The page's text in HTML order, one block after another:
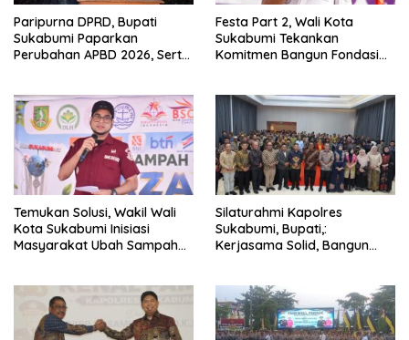
Paripurna DPRD, Bupati
Sukabumi Paparkan
Perubahan APBD 2026, Serta
Festa Part 2, Wali Kota
Sukabumi Tekankan
Komitmen Bangun Fondasi
Temukan Solusi, Wakil Wali
Kota Sukabumi Inisiasi
Masyarakat Ubah Sampah
Silaturahmi Kapolres
Sukabumi, Bupati,:
Kerjasama Solid, Bangun